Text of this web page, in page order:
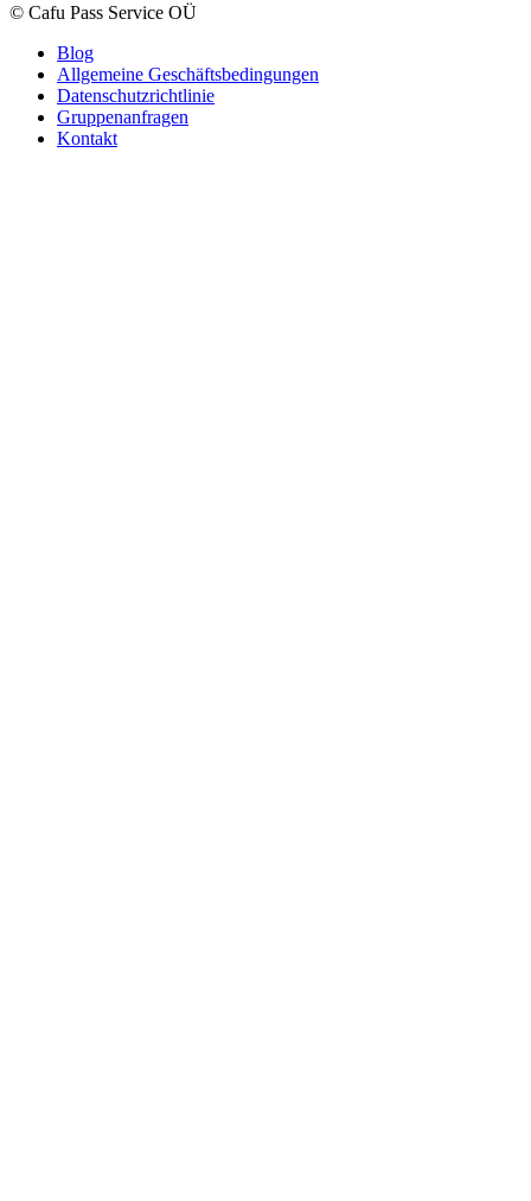
© Cafu Pass Service OÜ
Blog
Allgemeine Geschäftsbedingungen
Datenschutzrichtlinie
Gruppenanfragen
Kontakt